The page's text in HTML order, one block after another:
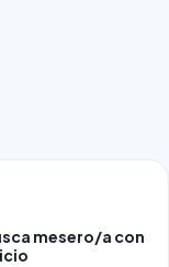
mesero/a con